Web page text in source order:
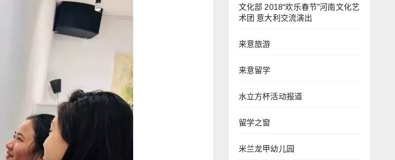
文化部 2018“欢乐春节”河南文化艺
术团 意大利交流演出
来意旅游
来意留学
水立方杯活动报道
留学之窗
米兰龙甲幼儿园